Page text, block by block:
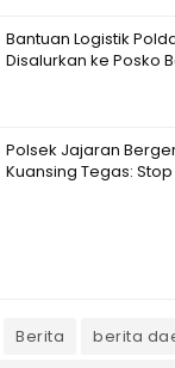
Bantuan Logistik
Disalurkan ke Posko
Polsek Jajaran
Kuansing Tegas:
Berita
berita